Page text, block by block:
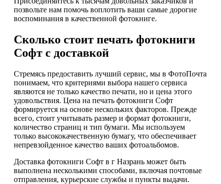
позвольте нам помочь воплотить ваши самые дорогие
воспоминания в качественной фотокниге.
Сколько стоит печать фотокниги
Софт с доставкой
Стремясь предоставить лучший сервис, мы в ФотоПочта
понимаем, что критериями выбора нашего сервиса
являются не только качество печати, но и цена этого
удовольствия. Цена на печать фотокниги Софт
формируется на основе нескольких факторов. Прежде
всего, стоит учитывать размер и формат фотокниги,
количество страниц и тип бумаги. Мы используем
только высококачественную бумагу, что обеспечивает
непревзойденное качество ваших фотоальбомов.
Доставка фотокниги Софт в г Назрань может быть
выполнена несколькими способами, включая почтовые
отправления, курьерские службы и пункты выдачи.